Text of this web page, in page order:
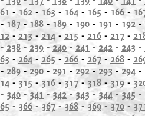
- 162- 163 - 164- 165 - 166-
-187 - 188 - 189 - 190 - 191 - 192 -
- 213 -214- 215 - 216- 217 -
-238 -239 -240 - 241 - 242 - 243 -
- 264- 265 - 266- 267 - 268-
- 289 - 290 - 291 - 292-293 - 294 -
- 315 -316- 317 - 318-319-
- 340 - 341 - 342 - 343 -344-345 -
- 366- 367 -368- 369-370-